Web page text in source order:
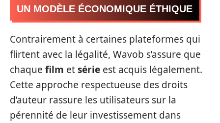
UN MODÈLE ÉCONOMIQUE ÉTHIQUE
Contrairement à certaines plateformes qui
flirtent avec la légalité, Wavob s’assure que
chaque film etsérie est acquis légalement.
Cette approche respectueuse des droits
d’auteur rassure les utilisateurs sur la
pérennité de leur investissement dans